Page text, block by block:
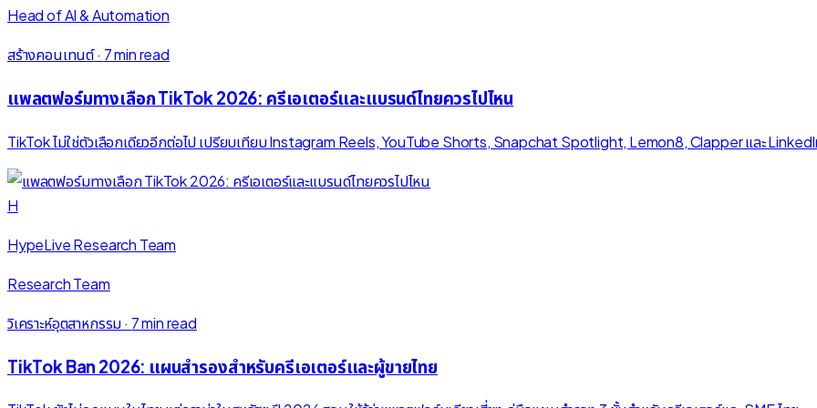
Head of AI & Automation
สร้างคอนเทนต์· 7 min read
แพลตฟอร์มทางเลือก TikTok 2026: ครีเอเตอร์และแบรนด์ไทยควรไปไหน
TikTok ไม่ใช่ตัวเลือกเดียวอีกต่อไป เปรียบเทียบ Instagram Reels, YouTube Shorts, Snapchat Spotlight, Lemon8, Clapper และ
H
HypeLive Research Team
Research Team
วิเคราะห์อุตสาหกรรม· 7 min read
TikTok Ban 2026: แผนสำรองสำหรับครีเอเตอร์และผู้ขายไทย